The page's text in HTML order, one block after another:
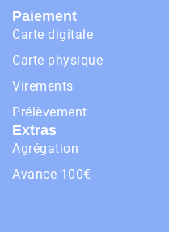
Paiement
Carte digitale
Carte physique
Virements
Prélèvement
Extras
Agrégation
Avance 100€